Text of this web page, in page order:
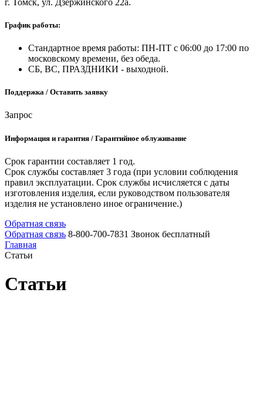
График работы:
Стандартное время работы: ПН-ПТ с 06:00 до 17:00 по
московскому времени, без обеда.
СБ, ВС, ПРАЗДНИКИ - выходной.
Поддержка / Оставить заявку
Запрос
Информация и гарантия / Гарантийное облуживание
Срок гарантии составляет 1 год.
Срок службы составляет 3 года (при условии соблюдения
правил эксплуатации. Срок службы исчисляется с даты
изготовления изделия, если руководством пользователя
изделия не установлено иное ограничение.)
Обратная связь
Обратная связь 8-800-700-7831 Звонок бесплатный
Главная
Статьи
Статьи